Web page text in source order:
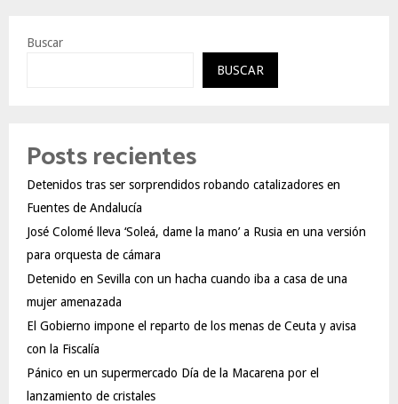
Buscar
BUSCAR
Posts recientes
Detenidos tras ser sorprendidos robando catalizadores en
Fuentes de Andalucía
José Colomé lleva ‘Soleá, dame la mano’ a Rusia en una versión
para orquesta de cámara
Detenido en Sevilla con un hacha cuando iba a casa de una
mujer amenazada
El Gobierno impone el reparto de los menas de Ceuta y avisa
con la Fiscalía
Pánico en un supermercado Día de la Macarena por el
lanzamiento de cristales